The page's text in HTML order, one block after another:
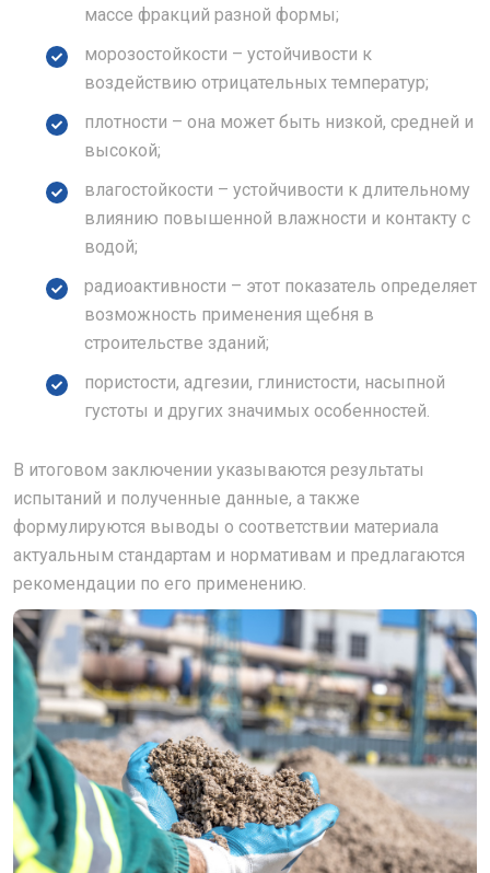
массе фракций разной формы;
морозостойкости – устойчивости к
воздействию отрицательных температур;
плотности – она может быть низкой, средней и
высокой;
влагостойкости – устойчивости к длительному
влиянию повышенной влажности и контакту с
водой;
радиоактивности – этот показатель определяет
возможность применения щебня в
строительстве зданий;
пористости, адгезии, глинистости, насыпной
густоты и других значимых особенностей.
В итоговом заключении указываются результаты
испытаний и полученные данные, а также
формулируются выводы о соответствии материала
актуальным стандартам и нормативам и предлагаются
рекомендации по его применению.